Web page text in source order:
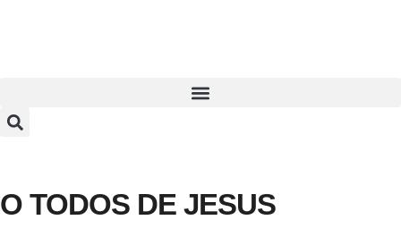
O TODOS DE JESUS